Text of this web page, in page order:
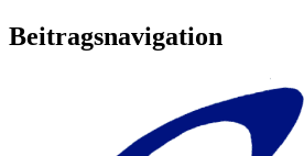
Beitragsnavigation